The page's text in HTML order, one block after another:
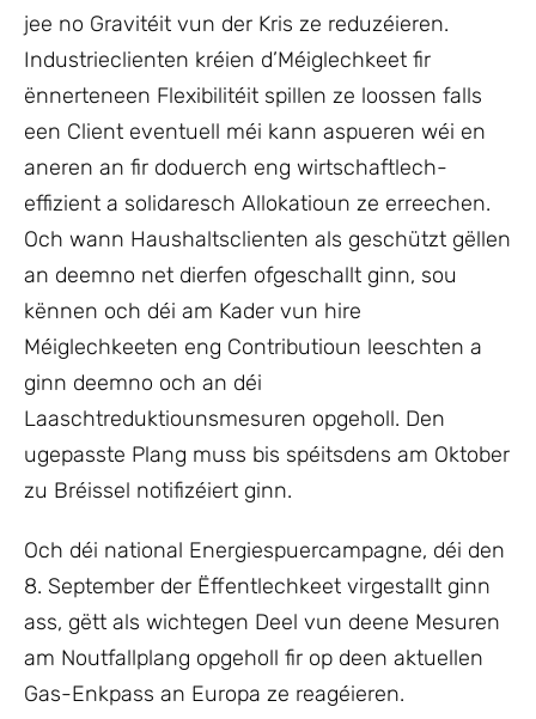
jee no Gravitéit vun der Kris ze reduzéieren.
Industrieclienten kréien d’Méiglechkeet fir
ënnerteneen Flexibilitéit spillen ze loossen falls
een Client eventuell méi kann aspueren wéi en
aneren an fir doduerch eng wirtschaftlech-
effizient a solidaresch Allokatioun ze erreechen.
Och wann Haushaltsclienten als geschützt gëllen
an deemno net dierfen ofgeschallt ginn, sou
kënnen och déi am Kader vun hire
Méiglechkeeten eng Contributioun leeschten a
ginn deemno och an déi
Laaschtreduktiounsmesuren opgeholl. Den
ugepasste Plang muss bis spéitsdens am Oktober
zu Bréissel notifizéiert ginn.
Och déi national Energiespuercampagne, déi den
8. September der Ëffentlechkeet virgestallt ginn
ass, gëtt als wichtegen Deel vun deene Mesuren
am Noutfallplang opgeholl fir op deen aktuellen
Gas-Enkpass an Europa ze reagéieren.